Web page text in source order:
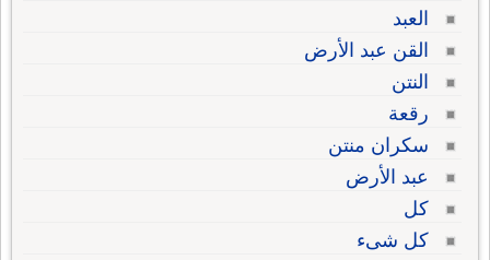
العبد
القن عبد الأرض
النتن
رقعة
سكران منتن
عبد الأرض
كل
كل شىء